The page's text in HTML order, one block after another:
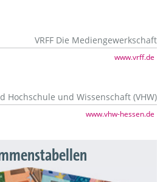
VRFF Die Mediengewerkschaft
www.vrff.de
Hochschule und Wissenschaft (VHW)
www.vhw-hessen.de